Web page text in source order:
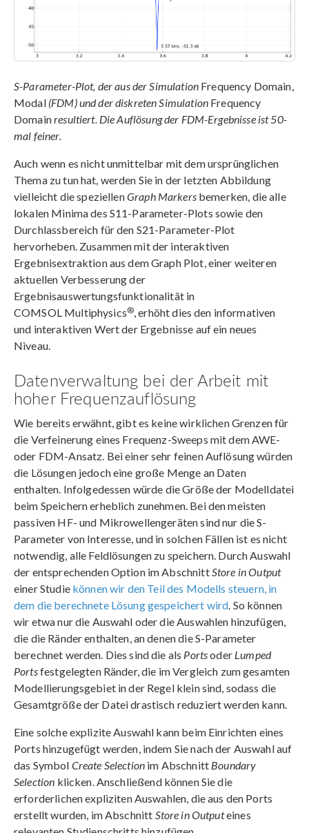
S-Parameter-Plot, der aus der Simulation Frequency Domain,
Modal(FDM) und der diskreten Simulation Frequency
Domainresultiert. Die Auflösung der FDM-Ergebnisse ist 50-
mal feiner.
Auch wenn es nicht unmittelbar mit dem ursprünglichen
Thema zu tun hat, werden Sie in der letzten Abbildung
vielleicht die speziellenGraph Markersbemerken, die alle
lokalen Minima des S11-Parameter-Plots sowie den
Durchlassbereich für den S21-Parameter-Plot
hervorheben. Zusammen mit der interaktiven
Ergebnisextraktion aus dem Graph Plot, einer weiteren
aktuellen Verbesserung der
Ergebnisauswertungsfunktionalität in
COMSOL Multiphysics® , erhöht dies den informativen
und interaktiven Wert der Ergebnisse auf ein neues
Niveau.
Datenverwaltung bei der Arbeit mit
hoher Frequenzauflösung
Wie bereits erwähnt, gibt es keine wirklichen Grenzen für
die Verfeinerung eines Frequenz-Sweeps mit dem AWE-
oder FDM-Ansatz. Bei einer sehr feinen Auflösung würden
die Lösungen jedoch eine große Menge an Daten
enthalten. Infolgedessen würde die Größe der Modelldatei
beim Speichern erheblich zunehmen. Bei den meisten
passiven HF- und Mikrowellengeräten sind nur die S-
Parameter von Interesse, und in solchen Fällen ist es nicht
notwendig, alle Feldlösungen zu speichern. Durch Auswahl
der entsprechenden Option im Abschnitt Store in Output
einer Studie können wir den Teil des Modells steuern, in
dem die berechnete Lösung gespeichert wird . So können
wir etwa nur die Auswahl oder die Auswahlen hinzufügen,
die die Ränder enthalten, an denen die S-Parameter
berechnet werden. Dies sind die als Portsoder Lumped
Portsfestgelegten Ränder, die im Vergleich zum gesamten
Modellierungsgebiet in der Regel klein sind, sodass die
Gesamtgröße der Datei drastisch reduziert werden kann.
Eine solche explizite Auswahl kann beim Einrichten eines
Ports hinzugefügt werden, indem Sie nach der Auswahl auf
das Symbol Create Selection im Abschnitt Boundary
Selection klicken. Anschließend können Sie die
erforderlichen expliziten Auswahlen, die aus den Ports
erstellt wurden, im Abschnitt Store in Outputeines